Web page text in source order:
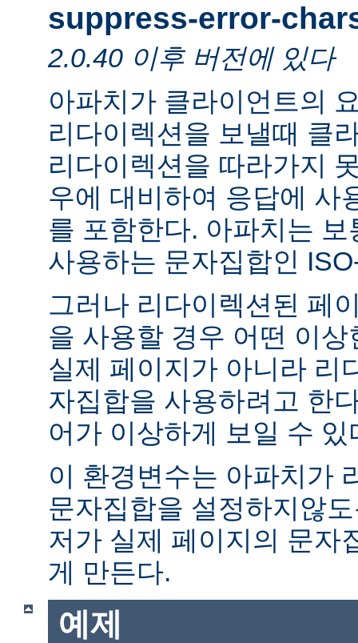
suppress-error-
2.0.40 이후 버전에 있다
아파치가 클라이언트의
리다이렉션을 보낼때 클
리다이렉션을 따라가지
우에 대비하여 응답에 사
를 포함한다. 아파치는
사용하는 문자집합인
그러나 리다이렉션된 페
을 사용할 경우 어떤 이
실제 페이지가 아니라 리
자집합을 사용하려고 한
어가 이상하게 보일 수 있
이 환경변수는 아파치가
문자집합을 설정하지않
저가 실제 페이지의 문자
게 만든다.
예제